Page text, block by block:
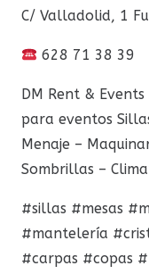
C/ Valladolid, 1
628 71 38 39
DM Rent &
para eventos
Menaje –
Sombrillas –
#sillas #mesas
#mantelería
#carpas #copas